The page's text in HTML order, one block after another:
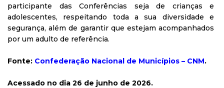
participante das Conferências seja de crianças e
adolescentes, respeitando toda a sua diversidade e
segurança, além de garantir que estejam acompanhados
por um adulto de referência.
Fonte: Confederação Nacional de Municípios – CNM.
Acessado no dia 26 de junho de 2026.